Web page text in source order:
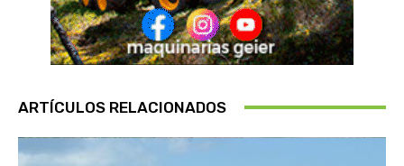
ARTÍCULOS RELACIONADOS